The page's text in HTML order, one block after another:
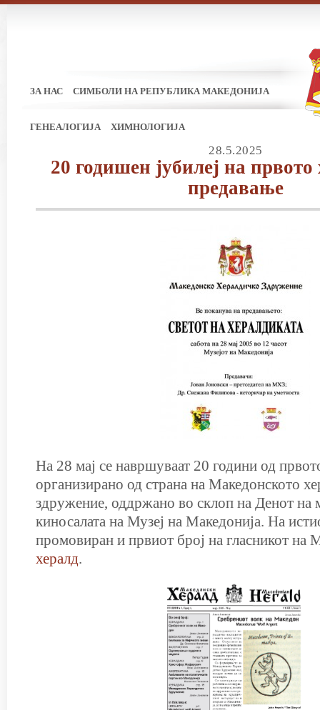
ЗА НАС СИМБОЛИ НА РЕПУБЛИКА МАКЕДОНИЈА
ГЕНЕАЛОГИЈА ХИМНОЛОГИЈА
28.5.2025
20 годишен јубилеј на
предавање
На 28 мај се навршуваат 20 години од
организирано од страна на Македонското
здружение, оддржано во склоп на Денот на
киносалата на Музеј на Македонија. На
промовиран и првиот број на гласникот
хералд.